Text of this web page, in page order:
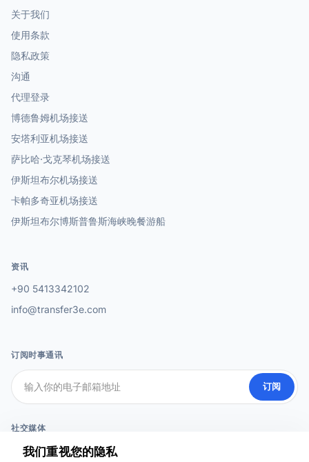
关于我们
使用条款
隐私政策
沟通
代理登录
博德鲁姆机场接送
安塔利亚机场接送
萨比哈·戈克琴机场接送
伊斯坦布尔机场接送
卡帕多奇亚机场接送
伊斯坦布尔博斯普鲁斯海峡晚餐游船
资讯
+90 5413342102
info@transfer3e.com
订阅时事通讯
订阅
社交媒体
我们重视您的隐私